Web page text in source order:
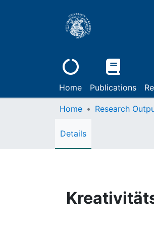
Home Publications
Home Research
Details